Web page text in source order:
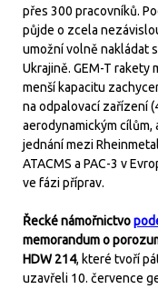
přes 300 pracovníků.
půjde o zcela
umožní volně nakládat
Ukrajině. GEM-T rakety
menší kapacitu
na odpalovací zařízení
aerodynamickým cílům,
jednání mezi
ATACMS a PAC-3 v
ve fázi příprav.
Řecké námořnictvo
memorandum o
HDW 214, které tvoří
uzavřeli 10. července